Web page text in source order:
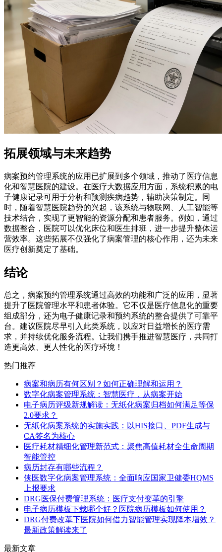
拓展领域与未来趋势
病案预约管理系统的应用已扩展到多个领域，推动了医疗信息
化和智慧医院的建设。在医疗大数据应用方面，系统积累的电
子健康记录可用于分析和预测疾病趋势，辅助决策制定。同
时，随着智慧医院趋势的兴起，该系统与物联网、人工智能等
技术结合，实现了更智能的资源分配和患者服务。例如，通过
数据整合，医院可以优化床位和医生排班，进一步提升整体运
营效率。这些拓展不仅强化了病案管理的核心作用，还为未来
医疗创新奠定了基础。
结论
总之，病案预约管理系统通过高效的功能和广泛的应用，显著
提升了医院管理水平和患者体验。它不仅是医疗信息化的重要
组成部分，还为电子健康记录和预约系统的整合提供了可靠平
台。建议医院尽早引入此类系统，以应对日益增长的医疗需
求，并持续优化服务流程。让我们携手推进智慧医疗，共同打
造更高效、更人性化的医疗环境！
热门推荐
病案和病历有何区别？如何正确理解和运用？
数字化病案管理系统：智慧医疗，从病案开始
电子病历评级新规解读：无纸化病案归档如何满足等保
2.0要求？
无纸化病案系统的实施实践：以HIS接口、PDF生成与
CA签名为核心
医疗耗材精细化管理新范式：聚焦高值耗材全生命周期
智能管控
病历封存有哪些流程？
侠医数字化病案管理系统：全面响应国家卫健委HQMS
上报要求
DRG医保付费管理系统：医疗支付变革的引擎
电子病历模板下载哪个好？医院病历模板如何使用？
DRG付费改革下医院如何借力智能管理实现降本增效？
最新政策解读来了
最新文章